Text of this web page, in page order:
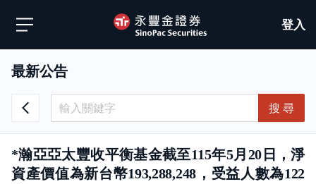
登入
最新公告
搜 尋
*瀚亞亞太豐收平衡基金截至115年5月20日，淨
資產價值為新台幣193,288,248，受益人數為122